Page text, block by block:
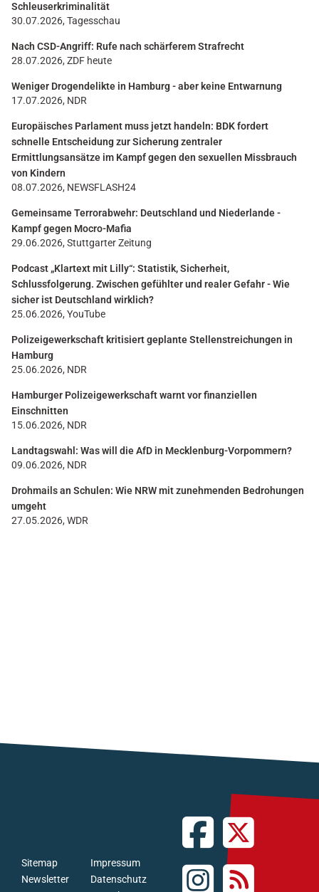
Schleuserkriminalität
30.07.2026, Tagesschau
Nach CSD-Angriff: Rufe nach schärferem Strafrecht
28.07.2026, ZDF heute
Weniger Drogendelikte in Hamburg - aber keine Entwarnung
17.07.2026, NDR
Europäisches Parlament muss jetzt handeln: BDK fordert
schnelle Entscheidung zur Sicherung zentraler
Ermittlungsansätze im Kampf gegen den sexuellen Missbrauch
von Kindern
08.07.2026, NEWSFLASH24
Gemeinsame Terrorabwehr: Deutschland und Niederlande -
Kampf gegen Mocro-Mafia
29.06.2026, Stuttgarter Zeitung
Podcast „Klartext mit Lilly“: Statistik, Sicherheit,
Schlussfolgerung. Zwischen gefühlter und realer Gefahr - Wie
sicher ist Deutschland wirklich?
25.06.2026, YouTube
Polizeigewerkschaft kritisiert geplante Stellenstreichungen in
Hamburg
25.06.2026, NDR
Hamburger Polizeigewerkschaft warnt vor finanziellen
Einschnitten
15.06.2026, NDR
Landtagswahl: Was will die AfD in Mecklenburg-Vorpommern?
09.06.2026, NDR
Drohmails an Schulen: Wie NRW mit zunehmenden Bedrohungen
umgeht
27.05.2026, WDR
Newsletter
Sitemap
Datenschutz
Impressum